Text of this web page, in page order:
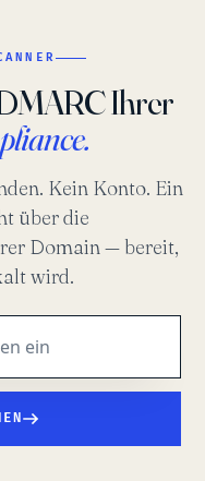
Ihrer
Kein Konto. Ein
über die
Domain — bereit,
wird.